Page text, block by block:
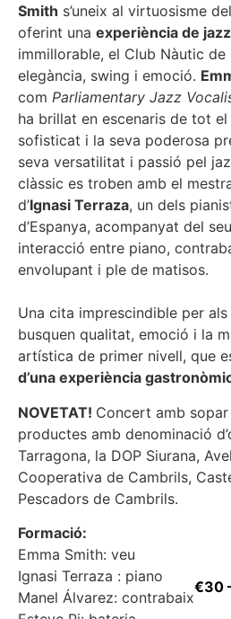
Smith s’uneix al virtuosisme
oferint una experiència de
immillorable, el Club Nàutic
elegància, swing i emoció.
com Parliamentary Jazz
ha brillat en escenaris de tot
sofisticat i la seva poderosa
seva versatilitat i passió pel
clàssic es troben amb el
d’Ignasi Terraza, un dels
d’Espanya, acompanyat del
interacció entre piano,
envolupant i ple de matisos.
Una cita imprescindible per
busquen qualitat, emoció i la
artística de primer nivell, que
d’una experiència
NOVETAT! Concert amb
productes amb denominació
Tarragona, la DOP Siurana,
Cooperativa de Cambrils,
Pescadors de Cambrils.
Formació:
Emma Smith: veu
Ignasi Terraza : piano
Manel Álvarez: contrabaix
€30